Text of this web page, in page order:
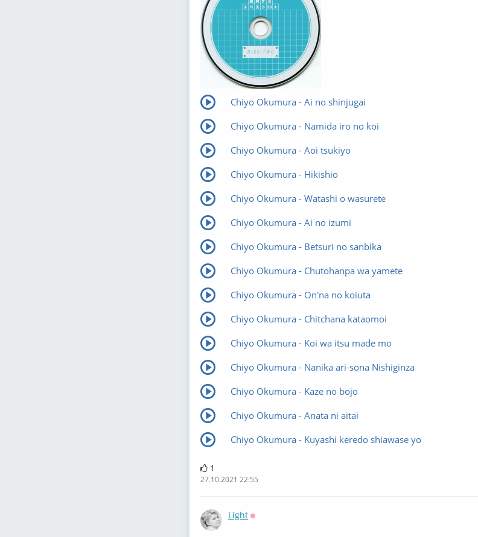
Chiyo Okumura - Ai no shinjugai
Chiyo Okumura - Namida iro no koi
Chiyo Okumura - Aoi tsukiyo
Chiyo Okumura - Hikishio
Chiyo Okumura - Watashi o wasurete
Chiyo Okumura - Ai no izumi
Chiyo Okumura - Betsuri no sanbika
Chiyo Okumura - Chutohanpa wa yamete
Chiyo Okumura - On'na no koiuta
Chiyo Okumura - Chitchana kataomoi
Chiyo Okumura - Koi wa itsu made mo
Chiyo Okumura - Nanika ari-sona Nishiginza
Chiyo Okumura - Kaze no bojo
Chiyo Okumura - Anata ni aitai
Chiyo Okumura - Kuyashi keredo shiawase yo
1
27.10.2021 22:55
Light